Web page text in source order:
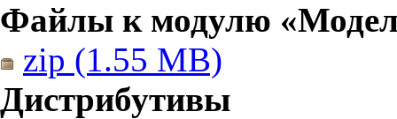
Файлы к модулю
zip (1.55 MB)
Дистрибутивы